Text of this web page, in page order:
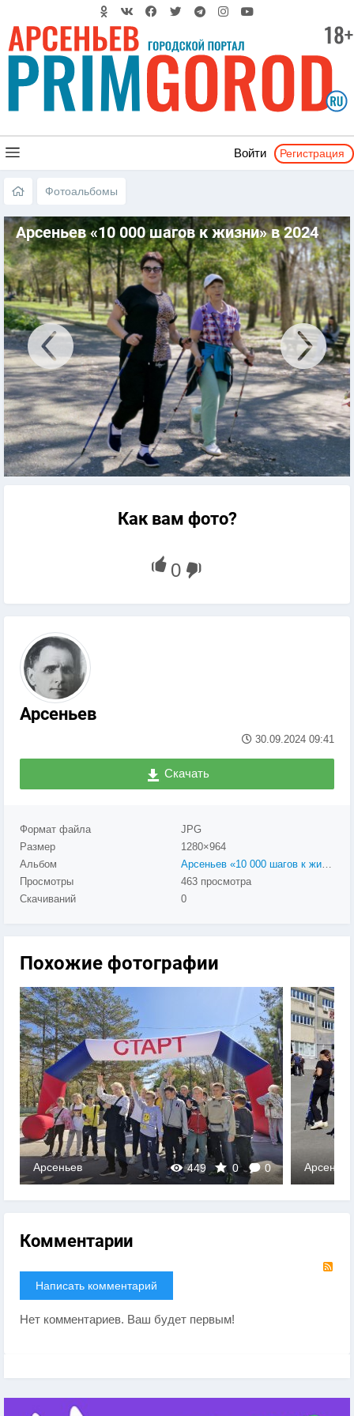
Войти Регистрация
Фотоальбомы
Арсеньев «10 000 шагов к жизни» в 2024
Как вам фото?
Арсеньев
30.09.2024 09:41
Скачать
Формат файла
JPG
Размер
1280×964
Альбом
Просмотры
463 просмотра
Скачиваний
0
Похожие фотографии
449 0 0
Арсеньев Арсеньев
Комментарии
Написать комментарий
Нет комментариев. Ваш будет первым!